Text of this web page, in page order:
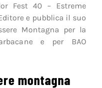
Fest 40 – Estreme
e pubblica il suo
Montagna per la
e per BAO
montagna